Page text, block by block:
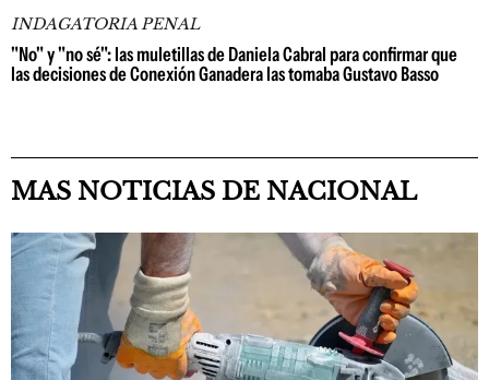
INDAGATORIA PENAL
"No" y "no sé": las muletillas de Daniela Cabral para confirmar que
las decisiones de Conexión Ganadera las tomaba Gustavo Basso
MAS NOTICIAS DE NACIONAL